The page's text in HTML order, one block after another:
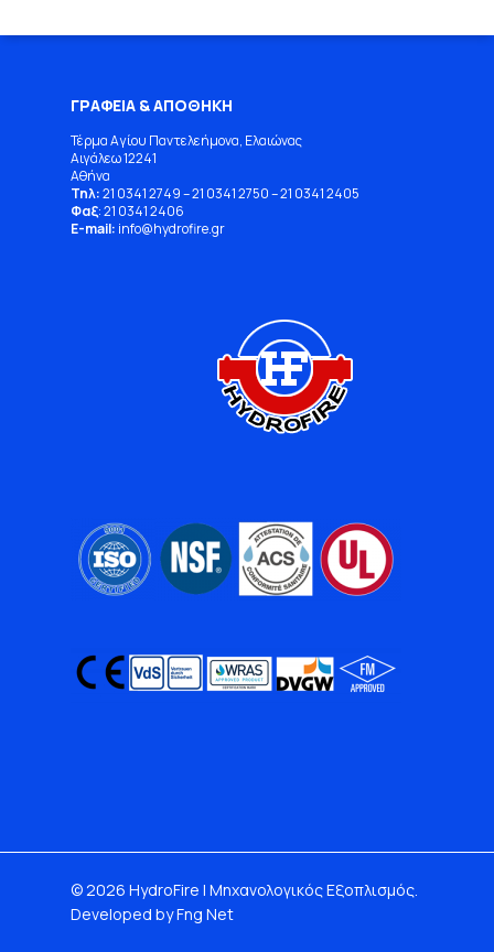
ΓΡΑΦΕΙΑ & ΑΠΟΘΗΚΗ
Τέρμα Αγίου Παντελεήμονα, Ελαιώνας
Αιγάλεω 12241
Αθήνα
Τηλ:21 0341 2749–21 0341 2750–21 0341 2405
Φαξ: 21 0341 2406
E-mail: info@hydrofire.gr
© 2026 HydroFire | Μηχανολογικός Εξοπλισμός.
Developed by Fng Net